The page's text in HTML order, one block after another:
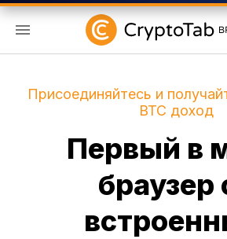
Присоединяйтесь и
BTC доход
Первый в
браузер